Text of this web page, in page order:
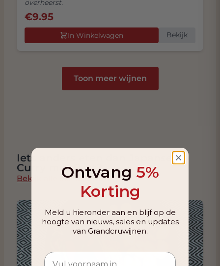
overheerst.
€9.95
In Winkelwagen Bekijk
Toon meer wijnen
Iets anders eten dan Japanse
Curry met Rijst?
Bekijk alle combinaties
Ontvang 5%
Korting
Meld u hieronder aan en blijf op de
hoogte van nieuws, sales en updates
van Grandcruwijnen.